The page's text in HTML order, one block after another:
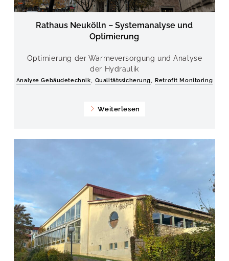
Rathaus Neukölln – Systemanalyse und
Optimierung
Optimierung der Wärmeversorgung und Analyse
der Hydraulik
Analyse Gebäudetechnik Qualitätssicherung ,Retrofit Monitoring
Weiterlesen